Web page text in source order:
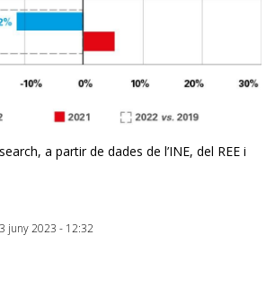
a partir de dades de l’INE, del REE i
juny 2023 - 12:32